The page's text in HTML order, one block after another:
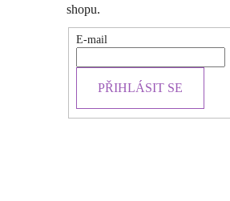
shopu.
E-mail
PŘIHLÁSIT SE